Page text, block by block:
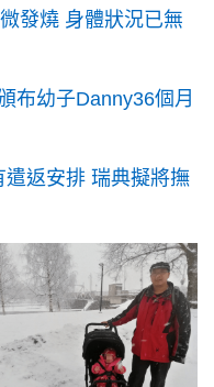
發燒 身體狀況已無
布幼子Danny36個月
返安排 瑞典擬將撫